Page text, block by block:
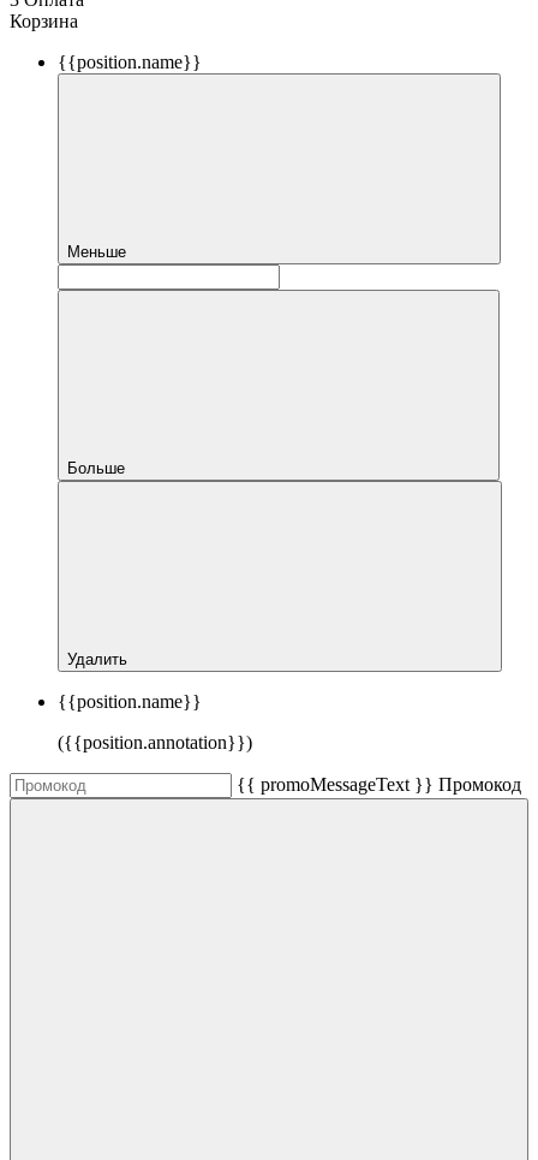
Корзина
{{position.name}}
Меньше
Больше
Удалить
{{position.name}}
({{position.annotation}})
{{ promoMessageText }} Промокод